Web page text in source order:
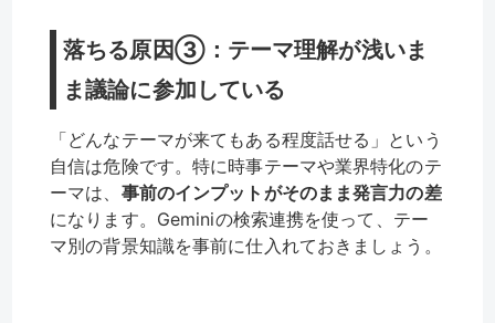
落ちる原因③：テーマ理解が浅いま
ま議論に参加している
「どんなテーマが来てもある程度話せる」という
自信は危険です。特に時事テーマや業界特化のテ
ーマは、 事前のインプットがそのまま発言力の差
になります。Geminiの検索連携を使って、テー
マ別の背景知識を事前に仕入れておきましょう。